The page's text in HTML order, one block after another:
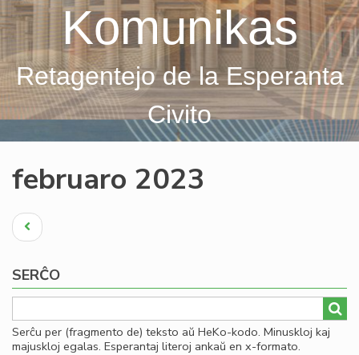
Komunikas
Retagentejo de la Esperanta
Civito
februaro 2023
Pagination
Antaŭa
paĝo
SERĈO
Serĉu per (fragmento de) teksto aŭ HeKo-kodo. Minuskloj kaj
majuskloj egalas. Esperantaj literoj ankaŭ en x-formato.